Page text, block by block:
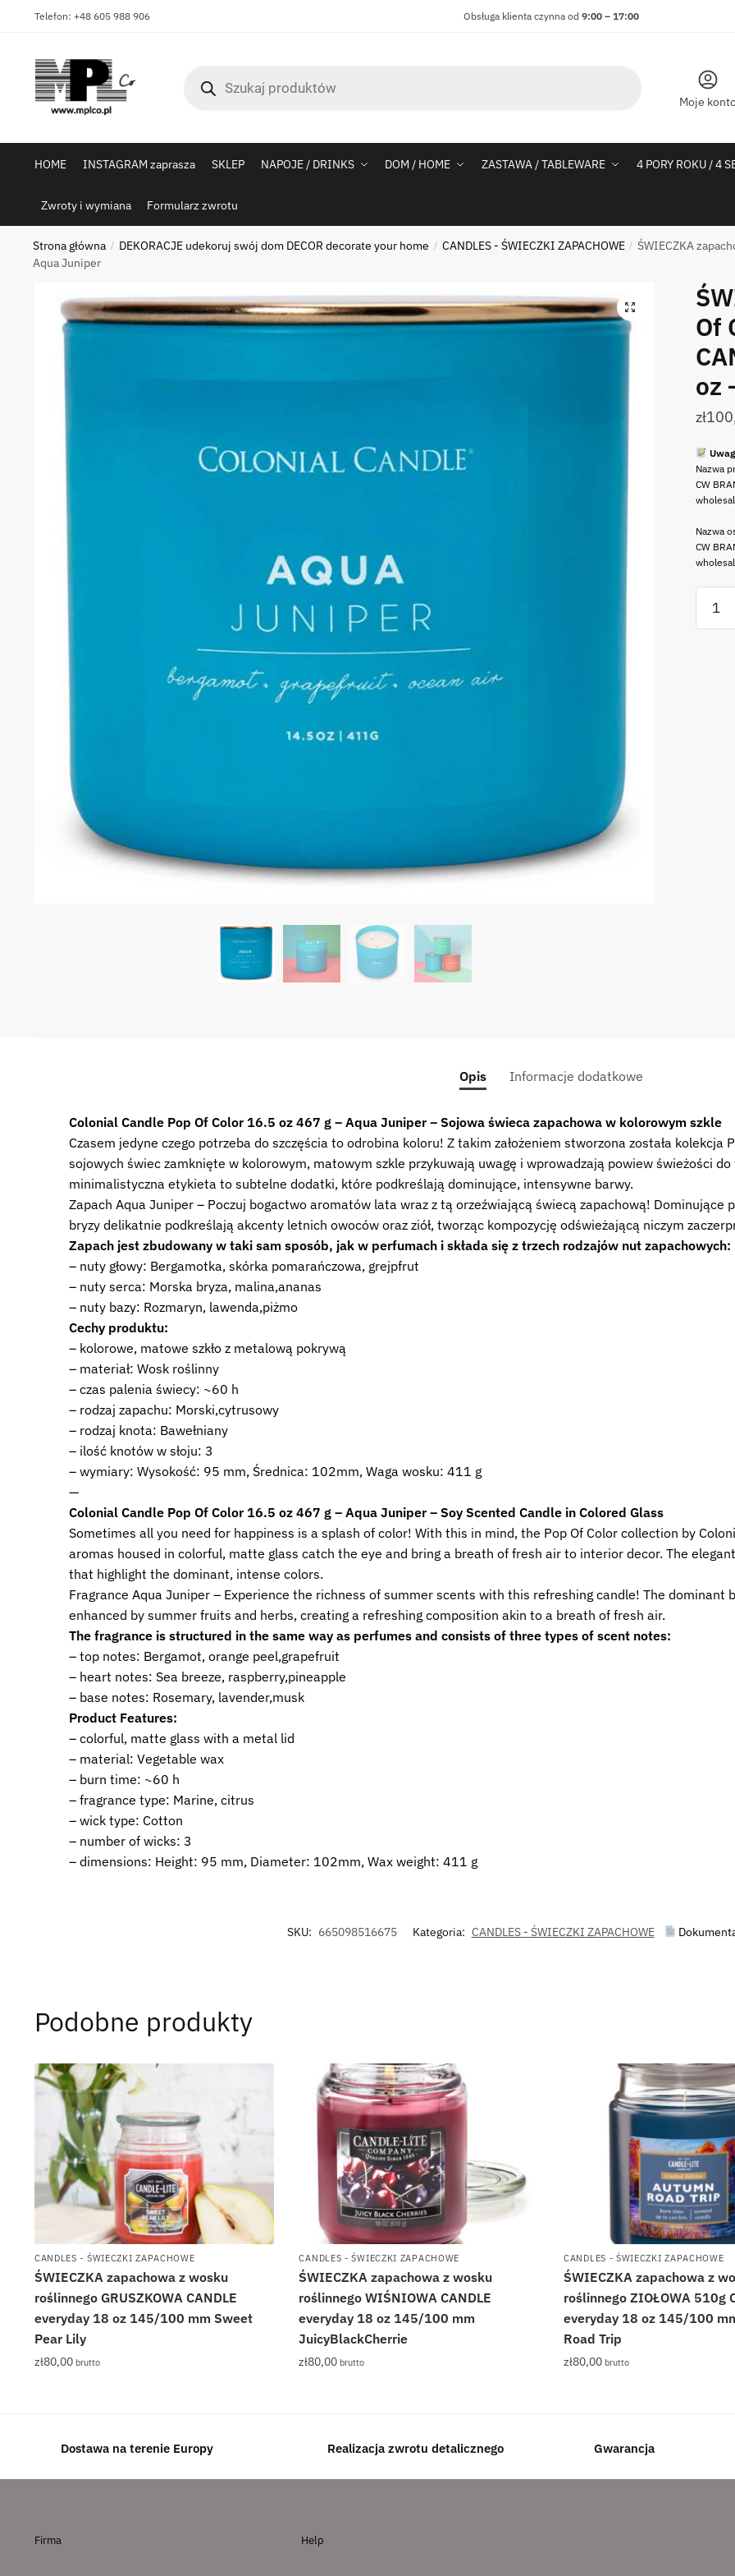
Telefon: +48 605 988 906 Obsługa klienta czynna od 9:00 – 17:00
produktów
Moje
HOME INSTAGRAM zaprasza SKLEP NAPOJE / DRINKS DOM / HOME ZASTAWA / TABLEWARE 4 PORY ROKU / 4
Zwroty i wymiana Formularz zwrotu
Strona główna / DEKORACJE udekoruj swój dom DECOR decorate your home / CANDLES - ŚWIECZKI ZAPACHOWE / ŚWIECZKA
Aqua Juniper
Of
oz
zł
Nazwa
CW
Nazwa
CW
Opis Informacje dodatkowe
Colonial Candle Pop Of Color 16.5 oz 467 g – Aqua Juniper – Sojowa świeca zapachowa w kolorowym szkle
Czasem jedyne czego potrzeba do szczęścia to odrobina koloru! Z takim założeniem stworzona została kolekcja
sojowych świec zamknięte w kolorowym, matowym szkle przykuwają uwagę i wprowadzają powiew świeżości
minimalistyczna etykieta to subtelne dodatki, które podkreślają dominujące, intensywne barwy.
Zapach Aqua Juniper – Poczuj bogactwo aromatów lata wraz z tą orzeźwiającą świecą zapachową! Dominujące
bryzy delikatnie podkreślają akcenty letnich owoców oraz ziół, tworząc kompozycję odświeżającą niczym
Zapach jest zbudowany w taki sam sposób, jak w perfumach i składa się z trzech rodzajów nut zapachowych:
– nuty głowy: Bergamotka, skórka pomarańczowa, grejpfrut
– nuty serca: Morska bryza, malina,ananas
– nuty bazy: Rozmaryn, lawenda,piżmo
Cechy produktu:
– kolorowe, matowe szkło z metalową pokrywą
– materiał: Wosk roślinny
– czas palenia świecy: ~60 h
– rodzaj zapachu: Morski,cytrusowy
– rodzaj knota: Bawełniany
– ilość knotów w słoju: 3
– wymiary: Wysokość: 95 mm, Średnica: 102mm, Waga wosku: 411 g
—
Colonial Candle Pop Of Color 16.5 oz 467 g – Aqua Juniper – Soy Scented Candle in Colored Glass
Sometimes all you need for happiness is a splash of color! With this in mind, the Pop Of Color collection by
aromas housed in colorful, matte glass catch the eye and bring a breath of fresh air to interior decor. The
that highlight the dominant, intense colors.
Fragrance Aqua Juniper – Experience the richness of summer scents with this refreshing candle! The dominant
enhanced by summer fruits and herbs, creating a refreshing composition akin to a breath of fresh air.
The fragrance is structured in the same way as perfumes and consists of three types of scent notes:
– top notes: Bergamot, orange peel,grapefruit
– heart notes: Sea breeze, raspberry,pineapple
– base notes: Rosemary, lavender,musk
Product Features:
– colorful, matte glass with a metal lid
– material: Vegetable wax
– burn time: ~60 h
– fragrance type: Marine, citrus
– wick type: Cotton
– number of wicks: 3
– dimensions: Height: 95 mm, Diameter: 102mm, Wax weight: 411 g
SKU: 665098516675 Kategoria: CANDLES - ŚWIECZKI ZAPACHOWE
Podobne produkty
CANDLES - ŚWIECZKI ZAPACHOWE
ŚWIECZKA zapachowa z wosku
roślinnego GRUSZKOWA CANDLE
everyday 18 oz 145/100 mm Sweet
Pear Lily
zł80,00 brutto
CANDLES - ŚWIECZKI ZAPACHOWE
ŚWIECZKA zapachowa z wosku
roślinnego WIŚNIOWA CANDLE
everyday 18 oz 145/100 mm
JuicyBlackCherrie
zł80,00 brutto
CANDLES - ŚWIECZKI ZAPACHOWE
ŚWIECZKA zapachowa z
roślinnego ZIOŁOWA 510g
everyday 18 oz 145/100
Road Trip
zł80,00 brutto
Dostawa na terenie Europy Realizacja zwrotu detalicznego Gwarancja
Firma Help